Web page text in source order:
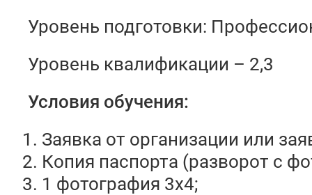
Уровень подготовки:
Уровень квалификации – 2,3
Условия обучения:
Заявка от организации или
Копия паспорта (разворот с
1 фотография 3х4;